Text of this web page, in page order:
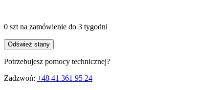
0 sztna zamówienie do 3 tygodni
Odśwież stany
Potrzebujesz pomocy technicznej?
Zadzwoń: +48 41 361 95 24